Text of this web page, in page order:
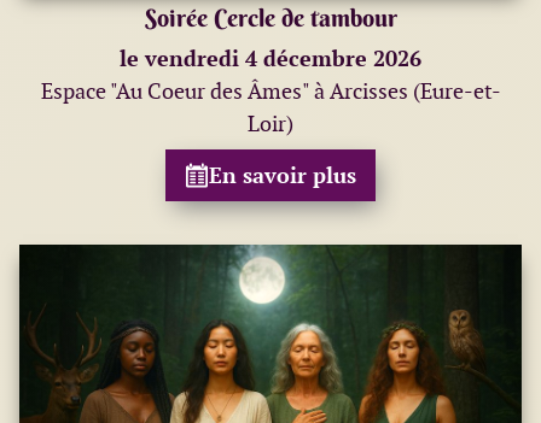
Soirée Cercle de tambour
le vendredi 4 décembre 2026
Espace "Au Coeur des Âmes" à Arcisses (Eure-et-
Loir)
En savoir plus